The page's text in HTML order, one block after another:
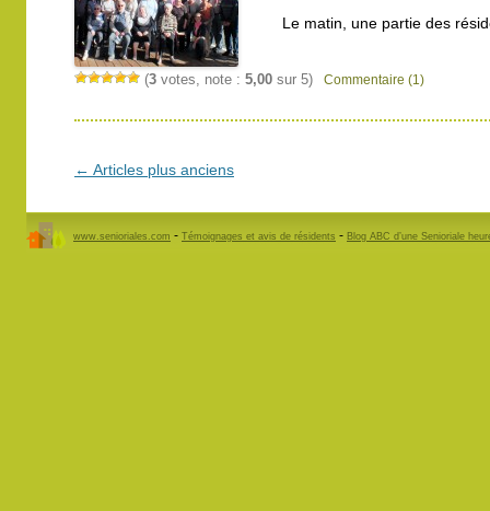
Le matin, une partie des
(3 votes, note : 5,00 sur 5) Commentaire (1)
Navigation
articles
← Articles plus anciens
www.senioriales.com - Témoignages et avis de résidents - Blog ABC d’une Senioriale